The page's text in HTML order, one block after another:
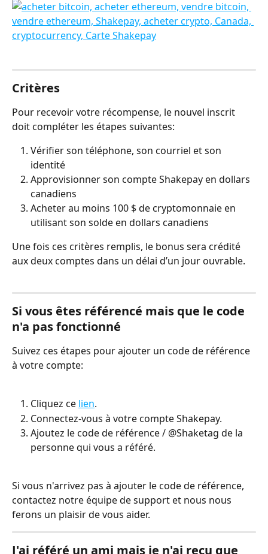
Critères
Pour recevoir votre récompense, le nouvel inscrit
doit compléter les étapes suivantes:
Vérifier son téléphone, son courriel et son
identité
Approvisionner son compte Shakepay en dollars
canadiens
Acheter au moins 100 $ de cryptomonnaie en
utilisant son solde en dollars canadiens
Une fois ces critères remplis, le bonus sera crédité
aux deux comptes dans un délai d’un jour ouvrable.
Si vous êtes référencé mais que le code
n'a pas fonctionné
Suivez ces étapes pour ajouter un code de référence
à votre compte:
Cliquez ce lien.
Connectez-vous à votre compte Shakepay.
Ajoutez le code de référence / @Shaketag de la
personne qui vous a référé.
Si vous n'arrivez pas à ajouter le code de référence,
contactez notre équipe de support et nous nous
ferons un plaisir de vous aider.
J'ai référé un ami mais je n'ai reçu que